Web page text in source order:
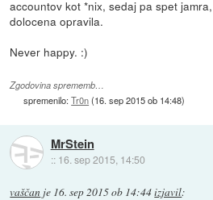
accountov kot *nix, sedaj pa spet
dolocena opravila.
Never happy. :)
Zgodovina sprememb…
spremenilo:Tr0n(16. sep 2015 ob 14:48)
MrStein
:: 16. sep 2015, 14:50
vaščan je 16. sep 2015 ob 14:44izjavil: